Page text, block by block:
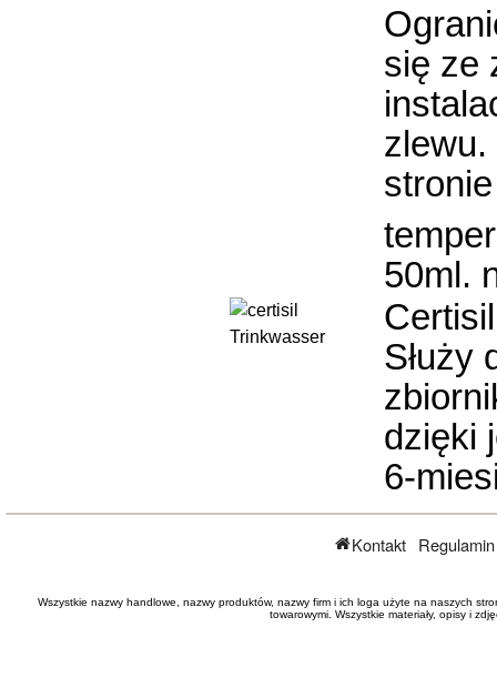
się ze
50ml.
Służy
dzięki
6-
Kontakt
Wszystkie nazwy handlowe, nazwy produktów, nazwy firm i ich loga użyte na naszych
towarowymi. Wszystkie materiały, opisy i